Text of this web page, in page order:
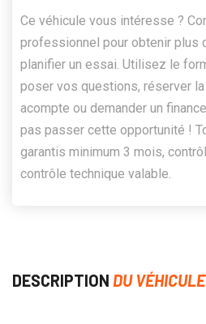
Ce véhicule vous intéresse ?
professionnel pour obtenir plus
planifier un essai. Utilisez le
poser vos questions, réserver
acompte ou demander un
pas passer cette opportunité !
garantis minimum 3 mois,
contrôle technique valable.
DESCRIPTION DU VÉHICULE